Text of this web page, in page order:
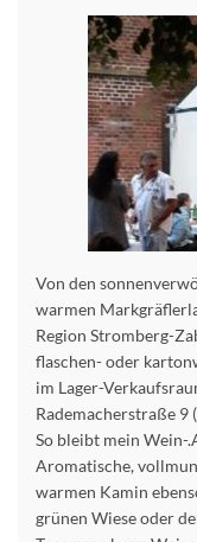
Von den
warmen
Region Stromberg-
flaschen- oder
im Lager-
Rademacherstraße 9
So bleibt mein Wein-
Aromatische,
warmen Kamin
grünen Wiese oder